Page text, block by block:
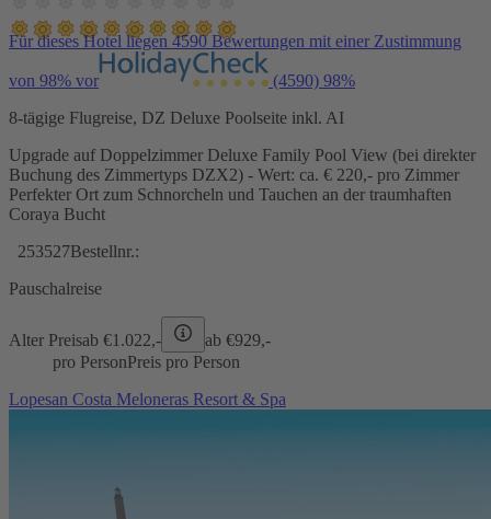
Für dieses Hotel liegen 4590 Bewertungen mit einer Zustimmung
von 98% vor (4590) 98%
8-tägige Flugreise, DZ Deluxe Poolseite inkl. AI
Upgrade auf Doppelzimmer Deluxe Family Pool View (bei direkter
Buchung des Zimmertyps DZX2) - Wert: ca. € 220,- pro Zimmer
Perfekter Ort zum Schnorcheln und Tauchen an der traumhaften
Coraya Bucht
253527Bestellnr.:
Pauschalreise
Alter Preisab €1.022,- ab €929,-
pro PersonPreis pro Person
Lopesan Costa Meloneras Resort & Spa